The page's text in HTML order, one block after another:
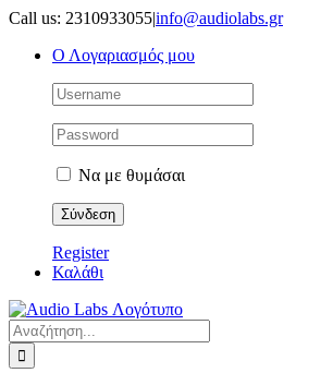
Μετάβαση
περιεχόμενο
Call us: 2310933055|info@audiolabs.gr
Ο Λογαριασμός μου
Να με θυμάσαι
Register
Καλάθι
Αναζήτηση
για: